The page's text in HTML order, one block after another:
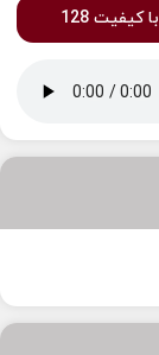
کیفیت 128